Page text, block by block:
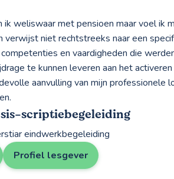
weliswaar met pensioen maar voel ik
niet rechtstreeks naar een
en vaardigheden die
te kunnen leveren aan het
aanvulling van mijn professionele
scriptiebegeleiding
eindwerkbegeleiding
Profiel lesgever